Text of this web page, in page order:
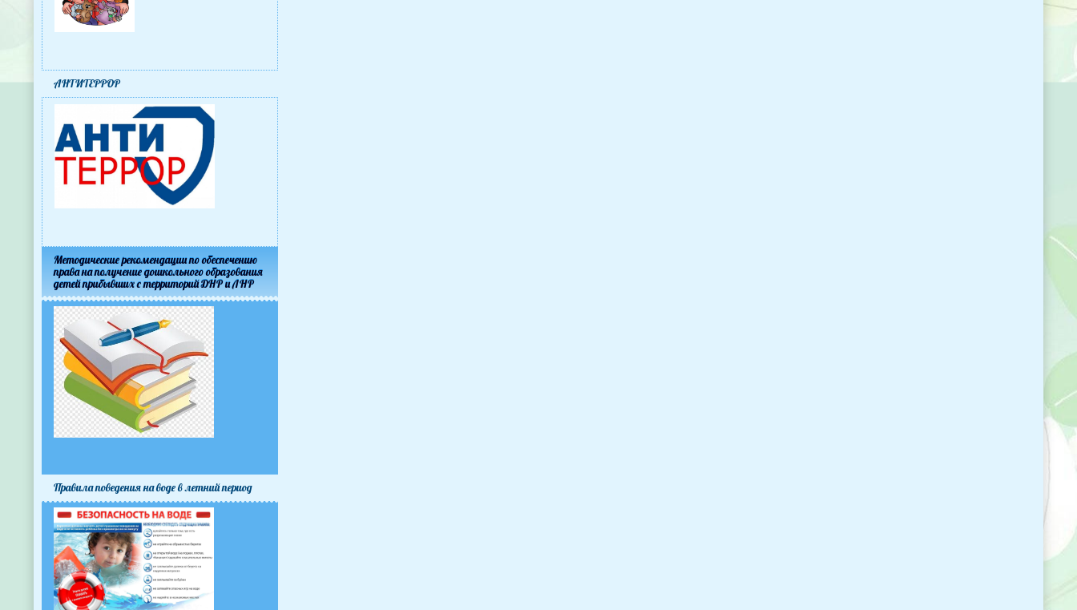
АНТИТЕРРОР
Методические рекомендации по обеспечению
права на получение дошкольного образования
детей прибывших с территорий ДНР и ЛНР
Правила поведения на воде в летний период